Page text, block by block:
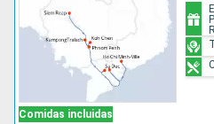
Comidas incluidas